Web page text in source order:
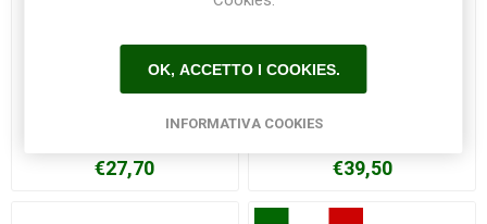
Distributore per rubinetto 2
€27,70
Rubinetto 2 vie Colortap
€39,50
OK, ACCETTO I COOKIES.
INFORMATIVA COOKIES